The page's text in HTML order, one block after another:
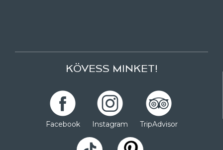
KÖVESS MINKET!
Facebook Instagram TripAdvisor